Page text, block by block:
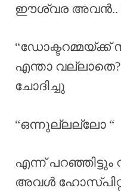
ഈശ്വര അവൻ..
“ഡോക്ടറമ്മയ്ക്ക്
എന്താ വല്ലാതെ?
ചോദിച്ചു
“ഒന്നുല്ലല്ലോ “
എന്ന്
അവൾ